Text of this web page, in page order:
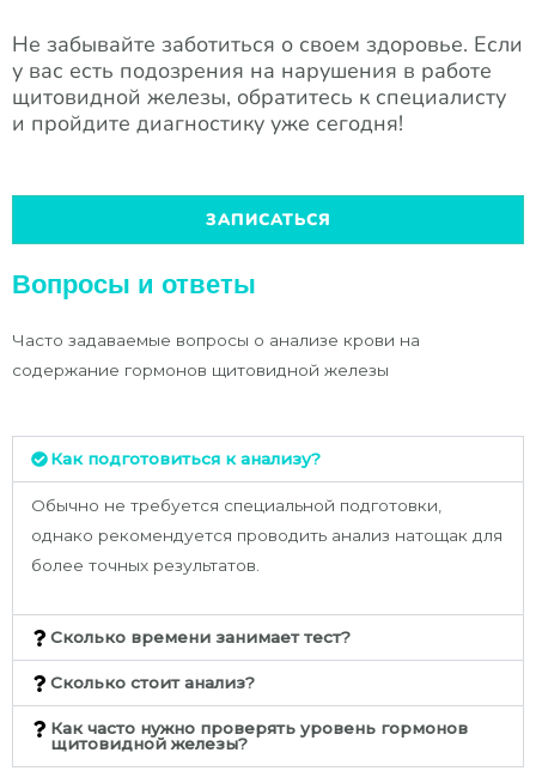
Не забывайте заботиться о своем здоровье. Если
у вас есть подозрения на нарушения в работе
щитовидной железы, обратитесь к специалисту
и пройдите диагностику уже сегодня!
ЗАПИСАТЬСЯ
Вопросы и ответы
Часто задаваемые вопросы о анализе крови на
содержание гормонов щитовидной железы
Как подготовиться к анализу?
Обычно не требуется специальной подготовки,
однако рекомендуется проводить анализ натощак для
более точных результатов.
Сколько времени занимает тест?
Сколько стоит анализ?
Как часто нужно проверять уровень гормонов
щитовидной железы?